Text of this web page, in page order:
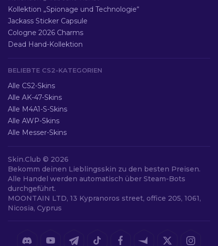
Kollektion „Spionage und Technologie“
Jackass Sticker Capsule
Cologne 2026 Charms
Dead Hand-Kollektion
BELIEBTE CS2-KATEGORIEN
Alle CS2-Skins
Alle AK-47-Skins
Alle M4A1-S-Skins
Alle AWP-Skins
Alle Messer-Skins
Skin.Club © 2026
Bekomm deinen Lieblingsskin zu den besten Preisen.
Alle Handel werden automatisch über Steam-Bots
durchgeführt.
MOONTAIN LTD, 13 Kypranoros street, office 205, 1061,
Nicosia, Cyprus